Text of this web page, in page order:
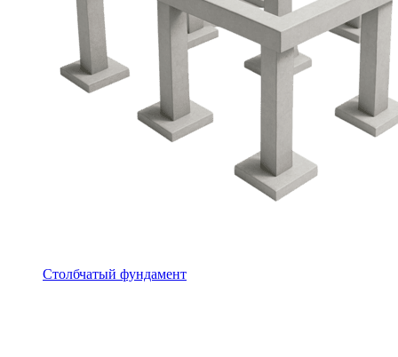
Столбчатый фундамент